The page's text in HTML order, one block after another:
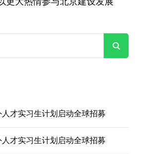
才实习生计划启动全球招募
才实习生计划启动全球招募